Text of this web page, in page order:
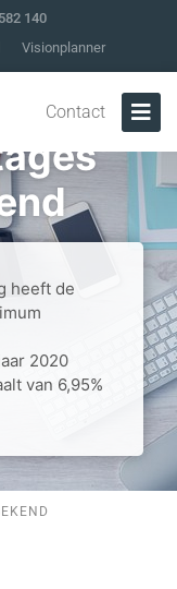
140
Visionplanner
Contact
heeft de
2020
van 6,95%